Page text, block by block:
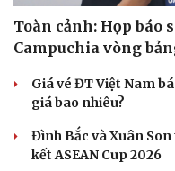
Toàn cảnh: Họp báo
Campuchia vòng
Giá vé ĐT Việt Nam
giá bao nhiêu?
Đình Bắc và Xuân
kết ASEAN Cup 2026